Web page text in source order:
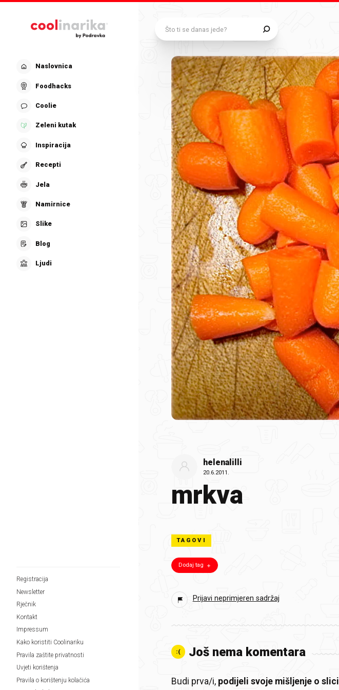
Naslovnica
Foodhacks
Coolie
Zeleni kutak
Inspiracija
Recepti
Jela
Namirnice
Slike
Blog
Ljudi
Registracija
Newsletter
Rječnik
Kontakt
Impressum
Kako koristiti Coolinariku
Pravila zaštite privatnosti
Uvjeti korištenja
Pravila o korištenju kolačića
helenalilli
20.6.2011.
mrkva
TAGOVI
Dodaj tag
Prijavi neprimjeren sadržaj
:( Još nema komentara
Budi prva/i, podijeli svoje mišljenje o slici
Što ti se danas jede?